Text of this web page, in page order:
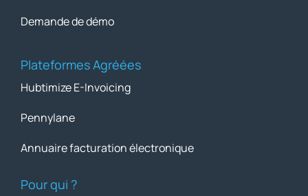
Demande de démo
Plateformes Agréées
Hubtimize E-Invoicing
Pennylane
Annuaire facturation électronique
Pour qui ?